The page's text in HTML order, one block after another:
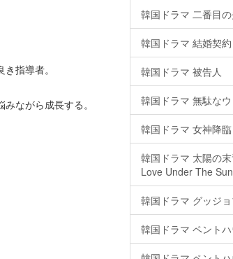
指導者。
ながら成長する。
韓国ドラマ 二番目
韓国ドラマ 結婚契約
韓国ドラマ 被告人
韓国ドラマ 無駄なウ
韓国ドラマ 女神降臨
韓国ドラマ 太陽の
Love Under The Sun
韓国ドラマ グッジ
韓国ドラマ ペント